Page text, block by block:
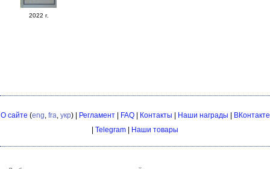
2022 г.
О сайте (eng, fra, укр) | Регламент| FAQ| Контакты Наши награды
ВКонтакте
Telegram Наши товары